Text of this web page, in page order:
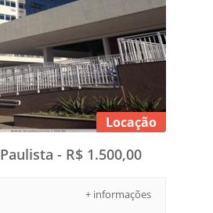
Locação
- R$ 1.500,00
+ informações